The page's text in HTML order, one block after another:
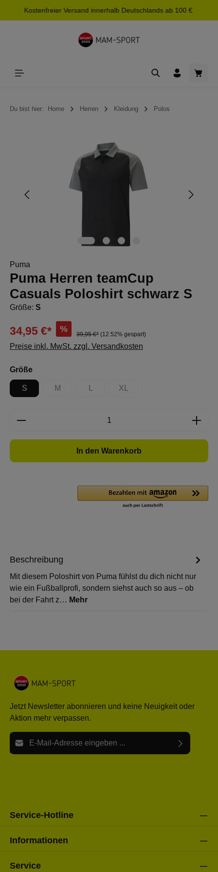
springen
Kostenfreier Versand innerhalb Deutschlands ab 100 €
Du bist hier: Home Herren Kleidung Polos
Bildergalerie überspringen
Puma
Puma Herren teamCup
Casuals Poloshirt schwarz S
Größe: S
34,95 €* %
39,95 €* (12.52% gespart)
Preise inkl. MwSt. zzgl. Versandkosten
Größeauswählen
S M
(Diese Option ist zurzeit nicht verfügbar.)
(Diese Option ist zurzeit nicht verfügbar.)
XL
(Diese Option ist zurzeit nicht
Produkt Anzahl: Gib den gewünschten
In den Warenkorb
Beschreibung
Mit diesem Poloshirt von Puma fühlst du dich nicht nur
wie ein Fußballprofi, sondern siehst auch so aus – ob
bei der Fahrt z… Mehr
Jetzt Newsletter abonnieren und keine Neuigkeit oder
Aktion mehr verpassen.
E-Mail-Adresse*
Service-Hotline
Informationen
Service